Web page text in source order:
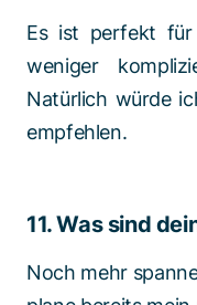
Es ist perfekt für
weniger
Natürlich würde
empfehlen.
11. Was sind
Noch mehr